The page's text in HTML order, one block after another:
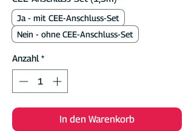
Ja - mit CEE-Anschluss-Set
Nein - ohne CEE-Anschluss-Set
Anzahl *
In den Warenkorb